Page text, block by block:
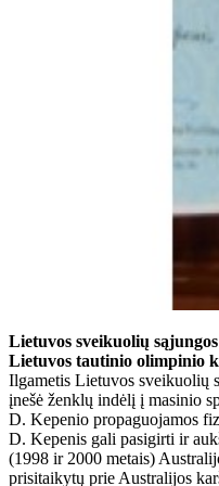
Lietuvos sveikuolių
Lietuvos tautinio olimpinio
Ilgametis Lietuvos sveikuolių
įnešė ženklų indėlį į masinio
D. Kepenio propaguojamos
D. Kepenis gali pasigirti ir
(1998 ir 2000 metais)
prisitaikytų prie Australijos